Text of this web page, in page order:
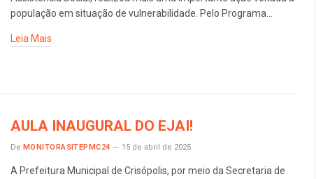
população em situação de vulnerabilidade. Pelo Programa…
Leia Mais
AULA INAUGURAL DO EJAI!
De MONITORASITEPMC24 15 de abril de 2025
A Prefeitura Municipal de Crisópolis, por meio da Secretaria de